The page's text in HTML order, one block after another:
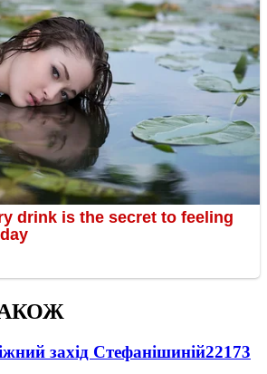
захід Стефанішиній22173